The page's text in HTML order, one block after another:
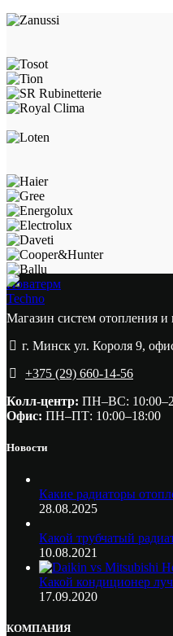
Новатерм
Techno
Магазин систем отопления
г. Минск ул. Короля 9,
+375 (29) 660-14-56
Колл-центр: ПН–ВС:
Офис: ПН–ПТ: 10:00–18:00
Новости
Какие радиаторы
28.08.2025
Какой трубчатый
10.08.2021
Какой кондиционер
17.09.2020
КОМПАНИЯ